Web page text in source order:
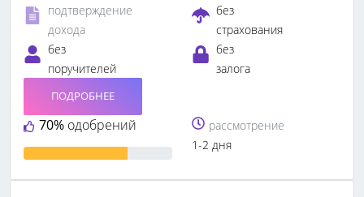
подтверждение
дохода
без
страхования
без
поручителей
без
залога
70% одобрений
ПОДРОБНЕЕ
рассмотрение
1-2 дня